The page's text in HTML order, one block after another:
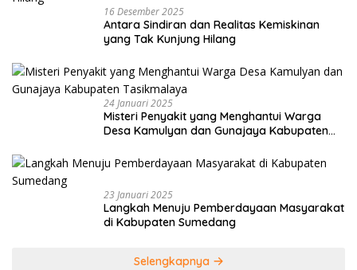
16 Desember 2025
Antara Sindiran dan Realitas Kemiskinan
yang Tak Kunjung Hilang
24 Januari 2025
Misteri Penyakit yang Menghantui Warga
Desa Kamulyan dan Gunajaya Kabupaten
23 Januari 2025
Langkah Menuju Pemberdayaan Masyarakat
di Kabupaten Sumedang
Selengkapnya